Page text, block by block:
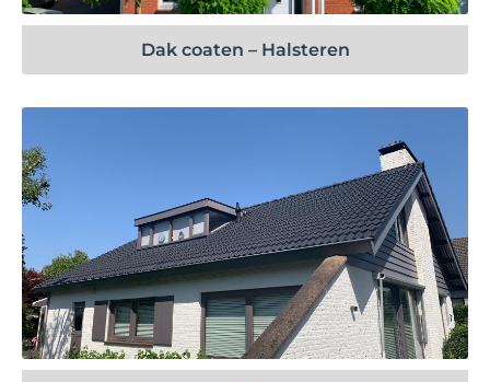
Dak coaten – Halsteren
Bekijk project